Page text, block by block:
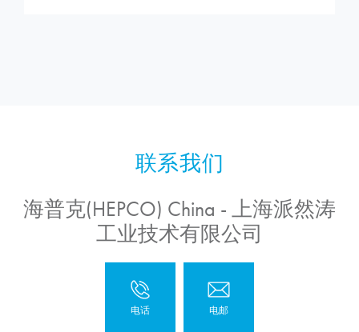
海普克(HEPCO) China - 上海派然涛
工业技术有限公司